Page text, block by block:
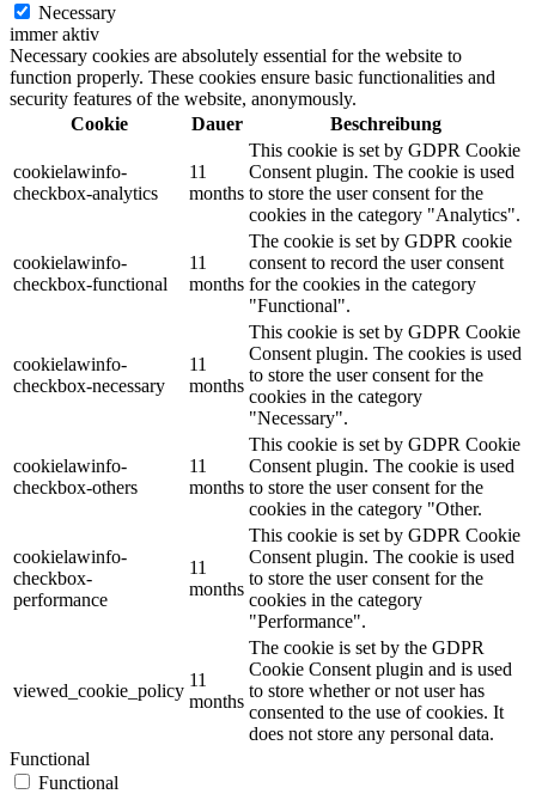
Necessary
immer aktiv
Necessary cookies are absolutely essential for the website to
function properly. These cookies ensure basic functionalities and
security features of the website, anonymously.
Cookie
Dauer Beschreibung
cookielawinfo-
checkbox-analytics
11
months
This cookie is set by GDPR Cookie
Consent plugin. The cookie is used
to store the user consent for the
cookies in the category "Analytics".
cookielawinfo-
checkbox-functional
11
months
The cookie is set by GDPR cookie
consent to record the user consent
for the cookies in the category
"Functional".
cookielawinfo-
checkbox-necessary
11
months
This cookie is set by GDPR Cookie
Consent plugin. The cookies is used
to store the user consent for the
cookies in the category
"Necessary".
cookielawinfo-
checkbox-others
11
months
This cookie is set by GDPR Cookie
Consent plugin. The cookie is used
to store the user consent for the
cookies in the category "Other.
cookielawinfo-
checkbox-
performance
11
months
This cookie is set by GDPR Cookie
Consent plugin. The cookie is used
to store the user consent for the
cookies in the category
"Performance".
viewed_cookie_policy
11
months
The cookie is set by the GDPR
Cookie Consent plugin and is used
to store whether or not user has
consented to the use of cookies. It
does not store any personal data.
Functional
Functional